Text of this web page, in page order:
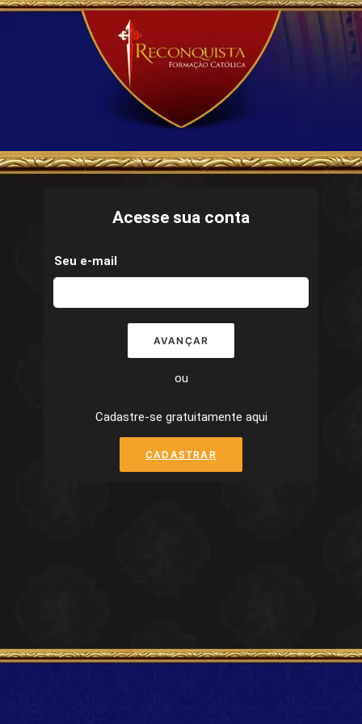
Acesse sua conta
Seu e-mail
AVANÇAR
ou
Cadastre-se gratuitamente aqui
CADASTRAR